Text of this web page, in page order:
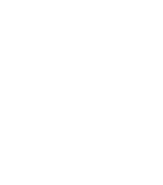
に追加